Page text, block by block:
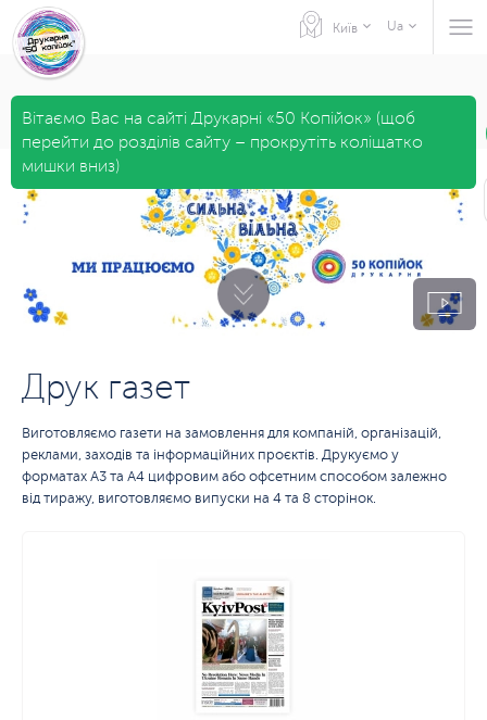
Київ Ua
Вітаємо Вас на сайті Друкарні «50 Копійок» (щоб
перейти до розділів сайту – прокрутіть коліщатко
мишки вниз)
Друк газет
Виготовляємо газети на замовлення для компаній, організацій,
реклами, заходів та інформаційних проєктів. Друкуємо у
форматах А3 та А4 цифровим або офсетним способом залежно
від тиражу, виготовляємо випуски на 4 та 8 сторінок.